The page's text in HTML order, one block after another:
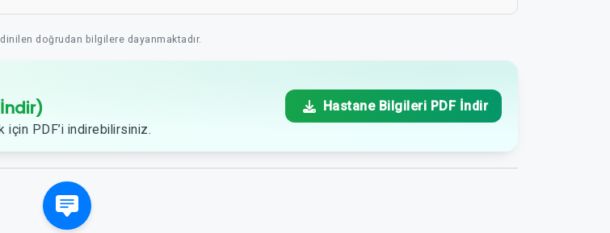
doğrudan bilgilere dayanmaktadır.
için PDF’i indirebilirsiniz.
Hastane Bilgileri PDF İndir